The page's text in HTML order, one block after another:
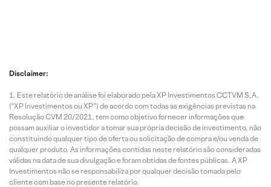
Disclaimer:
Este relatório de análise foi elaborado pela XP Investimentos CCTVM S.A.
(“XP Investimentos ou XP”) de acordo com todas as exigências previstas na
Resolução CVM 20/2021, tem como objetivo fornecer informações que
possam auxiliar o investidor a tomar sua própria decisão de investimento, não
constituindo qualquer tipo de oferta ou solicitação de compra e/ou venda de
qualquer produto. As informações contidas neste relatório são consideradas
válidas na data de sua divulgação e foram obtidas de fontes públicas. A XP
Investimentos não se responsabiliza por qualquer decisão tomada pelo
cliente com base no presente relatório.